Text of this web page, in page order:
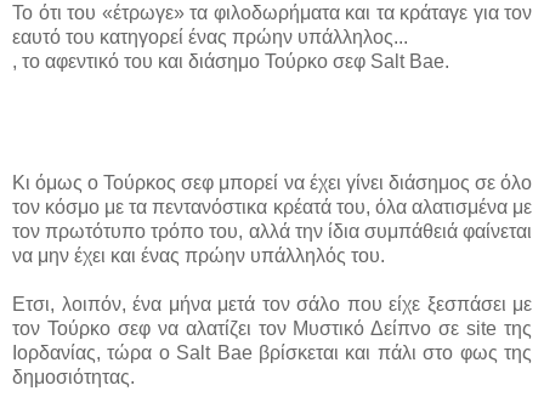
Το ότι του «έτρωγε» τα φιλοδωρήματα και τα κράταγε για τον
εαυτό του κατηγορεί ένας πρώην υπάλληλος...
, το αφεντικό του και διάσημο Τούρκο σεφ Salt Bae.
Κι όμως ο Τούρκος σεφ μπορεί να έχει γίνει διάσημος σε όλο
τον κόσμο με τα πεντανόστικα κρέατά του, όλα αλατισμένα με
τον πρωτότυπο τρόπο του, αλλά την ίδια συμπάθειά φαίνεται
να μην έχει και ένας πρώην υπάλληλός του.
Ετσι, λοιπόν, ένα μήνα μετά τον σάλο που είχε ξεσπάσει με
τον Τούρκο σεφ να αλατίζει τον Μυστικό Δείπνο σε site της
Ιορδανίας, τώρα ο Salt Bae βρίσκεται και πάλι στο φως της
δημοσιότητας.